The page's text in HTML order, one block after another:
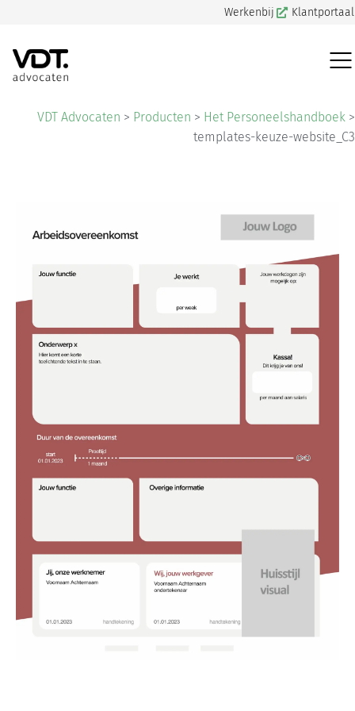
Werkenbij Klantportaal
VDT Advocaten > Producten > Het Personeelshandboek >
templates-keuze-website_C3